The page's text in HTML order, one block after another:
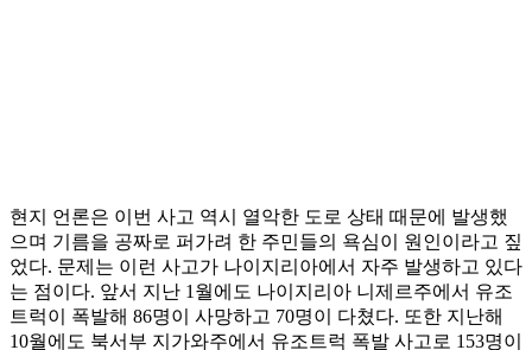
현지 언론은 이번 사고 역시 열악한 도로 상태 때문에 발생했
으며 기름을 공짜로 퍼가려 한 주민들의 욕심이 원인이라고 짚
었다. 문제는 이런 사고가 나이지리아에서 자주 발생하고 있다
는 점이다. 앞서 지난 1월에도 나이지리아 니제르주에서 유조
트럭이 폭발해 86명이 사망하고 70명이 다쳤다. 또한 지난해
10월에도 북서부 지가와주에서 유조트럭 폭발 사고로 153명이